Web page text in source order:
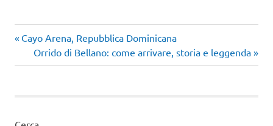
Navigazione
articoli
Articolo
precedente:
Cayo Arena, Repubblica Dominicana
Articolo
successivo:
Orrido di Bellano: come arrivare, storia e leggenda